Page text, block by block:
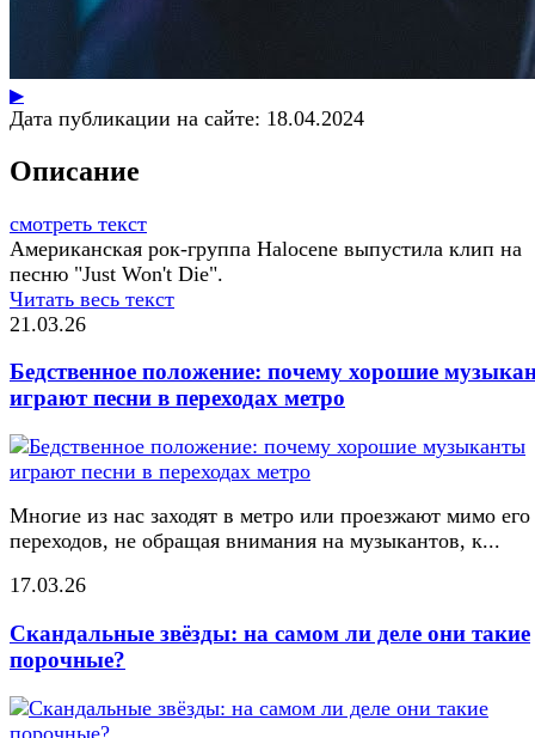
▶
Дата публикации на сайте: 18.04.2024
Описание
смотреть текст
Американская рок-группа Halocene выпустила клип на
песню "Just Won't Die".
Читать весь текст
21.03.26
Бедственное положение: почему хорошие
играют песни в переходах метро
Многие из нас заходят в метро или проезжают мимо его
переходов, не обращая внимания на музыкантов, к...
17.03.26
Скандальные звёзды: на самом ли деле они такие
порочные?